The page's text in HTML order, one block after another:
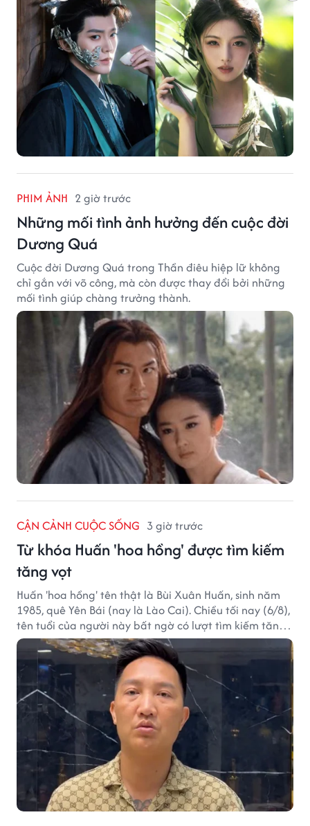
PHIM ẢNH 2 giờ trước
Những mối tình ảnh hưởng đến cuộc đời
Dương Quá
Cuộc đời Dương Quá trong Thần điêu hiệp lữ không
chỉ gắn với võ công, mà còn được thay đổi bởi những
mối tình giúp chàng trưởng thành.
CẬN CẢNH CUỘC SỐNG 3 giờ trước
Từ khóa Huấn 'hoa hồng' được tìm kiếm
tăng vọt
Huấn 'hoa hồng' tên thật là Bùi Xuân Huấn, sinh năm
1985, quê Yên Bái (nay là Lào Cai). Chiều tối nay (6/8),
tên tuổi của người này bất ngờ có lượt tìm kiếm tăng
vọt.